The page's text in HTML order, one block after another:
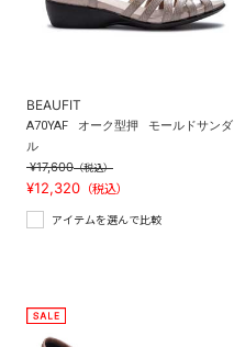
BEAUFIT
A70YAF オーク型押
モールドサンダ
ル
¥17,600（税込）
¥12,320 （税込）
アイテムを選んで比較